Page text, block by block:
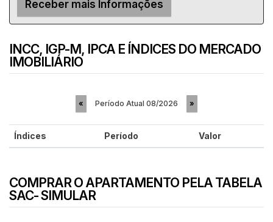
INCC, IGP-M, IPCA E ÍNDICES DO MERCADO
IMOBILIÁRIO
« Período Atual 08/2026 »
Índices Período Valor
COMPRAR O APARTAMENTO PELA TABELA
SAC- SIMULAR